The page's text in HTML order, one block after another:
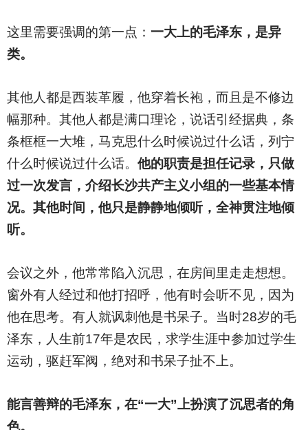
这里需要强调的第一点： 一大上的毛泽东，是异
类。
其他人都是西装革履，他穿着长袍，而且是不修边
幅那种。其他人都是满口理论，说话引经据典，条
条框框一大堆，马克思什么时候说过什么话，列宁
什么时候说过什么话。 他的职责是担任记录，只做
过一次发言，介绍长沙共产主义小组的一些基本情
况。其他时间，他只是静静地倾听，全神贯注地倾
听。
会议之外，他常常陷入沉思，在房间里走走想想。
窗外有人经过和他打招呼，他有时会听不见，因为
他在思考。有人就讽刺他是书呆子。当时28岁的毛
泽东，人生前17年是农民，求学生涯中参加过学生
运动，驱赶军阀，绝对和书呆子扯不上。
能言善辩的毛泽东，在“一大”上扮演了沉思者的角
色。